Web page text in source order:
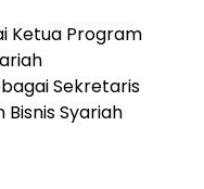
Ketua Program
Sekretaris
Syariah